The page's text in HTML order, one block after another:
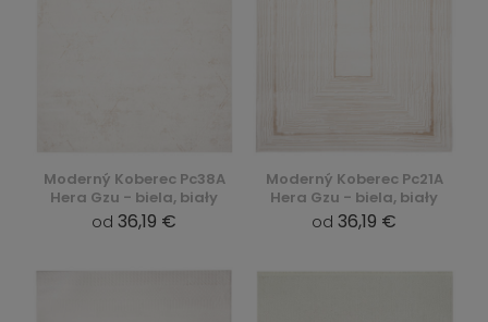
Moderný Koberec Pc38A
Hera Gzu - biela, biały
od 36,19 €
Moderný Koberec Pc21A
Hera Gzu - biela, biały
od 36,19 €